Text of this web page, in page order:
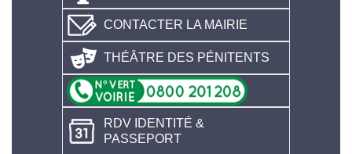
CONTACTER LA MAIRIE
THÉÂTRE DES PÉNITENTS
RDV IDENTITÉ &
PASSEPORT